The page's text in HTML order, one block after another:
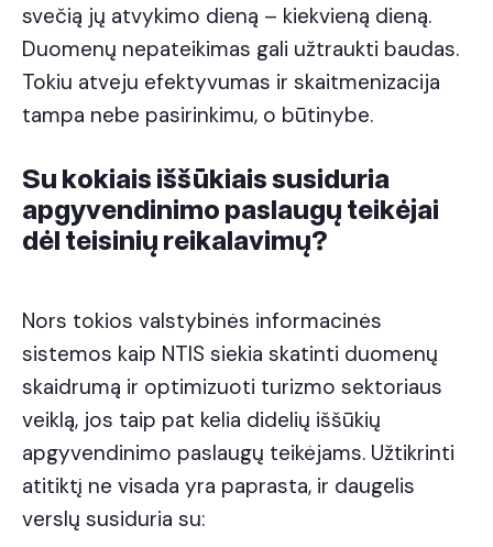
svečią jų atvykimo dieną – kiekvieną dieną.
Duomenų nepateikimas gali užtraukti baudas.
Tokiu atveju efektyvumas ir skaitmenizacija
tampa nebe pasirinkimu, o būtinybe.
Su kokiais iššūkiais susiduria
apgyvendinimo paslaugų teikėjai
dėl teisinių reikalavimų?
Nors tokios valstybinės informacinės
sistemos kaip NTIS siekia skatinti duomenų
skaidrumą ir optimizuoti turizmo sektoriaus
veiklą, jos taip pat kelia didelių iššūkių
apgyvendinimo paslaugų teikėjams. Užtikrinti
atitiktį ne visada yra paprasta, ir daugelis
verslų susiduria su: